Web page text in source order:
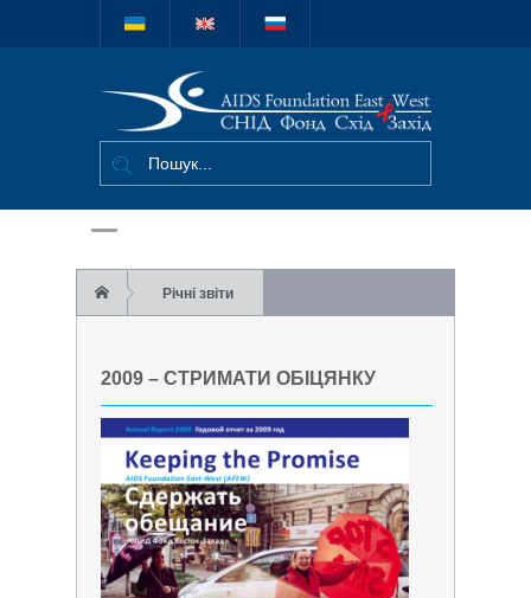
Міжнародний
благодійний
фонд "СНІД
Захід"
Річні звіти
2009 – СТРИМАТИ ОБІЦЯНКУ